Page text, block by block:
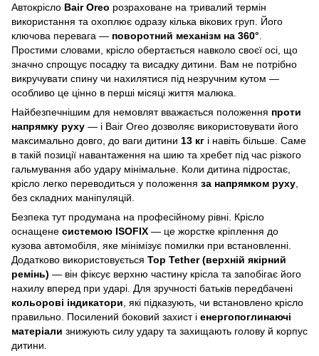
Автокрісло Bair Oreo розраховане на тривалий термін
використання та охоплює одразу кілька вікових груп. Його
ключова перевага — поворотний механізм на 360°
Простими словами, крісло обертається навколо своєї осі, що
значно спрощує посадку та висадку дитини. Вам не потрібно
викручувати спину чи нахилятися під незручним кутом —
особливо це цінно в перші місяці життя малюка.
Найбезпечнішим для немовлят вважається положення проти
напрямку руху — і Bair Oreo дозволяє використовувати його
максимально довго, до ваги дитини 13 кг і навіть більше. Саме
в такій позиції навантаження на шию та хребет під час різкого
гальмування або удару мінімальне. Коли дитина підростає,
крісло легко переводиться у положення за напрямком руху
без складних маніпуляцій.
Безпека тут продумана на професійному рівні. Крісло
оснащене системою ISOFIX — це жорстке кріплення до
кузова автомобіля, яке мінімізує помилки при встановленні.
Додатково використовується Top Tether (верхній якірний
ремінь) — він фіксує верхню частину крісла та запобігає його
нахилу вперед при ударі. Для зручності батьків передбачені
кольорові індикатори , які підказують, чи встановлено крісло
правильно. Посилений боковий захист і енергопоглинаючі
матеріали знижують силу удару та захищають голову й корпус
дитини.